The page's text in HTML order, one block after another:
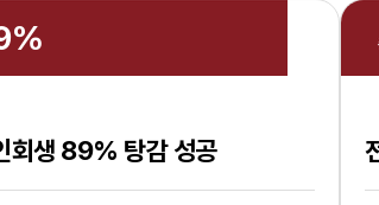
%
회생 89% 탕감 성공